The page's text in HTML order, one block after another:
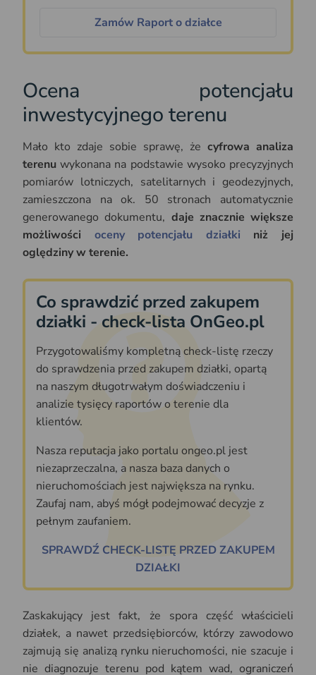
Zamów Raport o działce
Ocena potencjału
inwestycyjnego terenu
Mało kto zdaje sobie sprawę, że cyfrowa analiza
terenu wykonana na podstawie wysoko precyzyjnych
pomiarów lotniczych, satelitarnych i geodezyjnych,
zamieszczona na ok. 50 stronach automatycznie
generowanego dokumentu, daje znacznie większe
możliwości oceny potencjału działki niż jej
oględziny w terenie.
Co sprawdzić przed zakupem
działki - check-lista OnGeo.pl
Przygotowaliśmy kompletną check-listę rzeczy
do sprawdzenia przed zakupem działki, opartą
na naszym długotrwałym doświadczeniu i
analizie tysięcy raportów o terenie dla
klientów.
Nasza reputacja jako portalu ongeo.pl jest
niezaprzeczalna, a nasza baza danych o
nieruchomościach jest największa na rynku.
Zaufaj nam, abyś mógł podejmować decyzje z
pełnym zaufaniem.
SPRAWDŹ CHECK-LISTĘ PRZED ZAKUPEM
DZIAŁKI
Zaskakujący jest fakt, że spora część właścicieli
działek, a nawet przedsiębiorców, którzy zawodowo
zajmują się analizą rynku nieruchomości, nie szacuje i
nie diagnozuje terenu pod kątem wad, ograniczeń